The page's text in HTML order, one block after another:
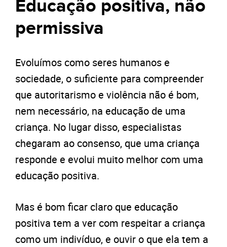
Educação positiva, não
permissiva
Evoluímos como seres humanos e
sociedade, o suficiente para compreender
que autoritarismo e violência não é bom,
nem necessário, na educação de uma
criança. No lugar disso, especialistas
chegaram ao consenso, que uma criança
responde e evolui muito melhor com uma
educação positiva.
Mas é bom ficar claro que educação
positiva tem a ver com respeitar a criança
como um indivíduo, e ouvir o que ela tem a